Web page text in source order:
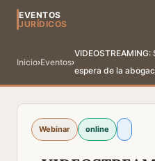
EVENTOS
JURÍDICOS
Inicio›Eventos›
espera de la
Webinar online